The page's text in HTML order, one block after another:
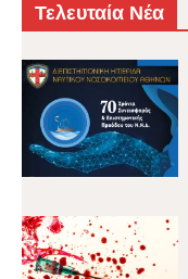
Τελευταία Νέα